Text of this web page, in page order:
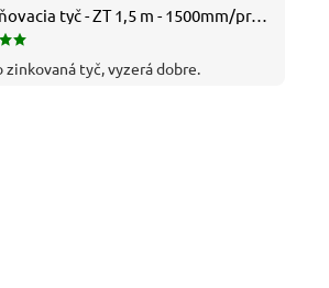
Uzemňovacia tyč - ZT 1,5 m - 1500mm/pr.25mm - Fe/Zn - f712112
zinkovaná tyč, vyzerá dobre.